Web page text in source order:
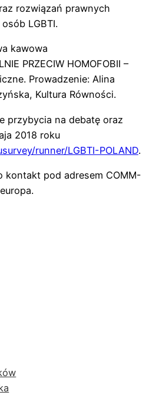
rozwiązań prawnych
LGBTI.
kawowa
PRZECIW HOMOFOBII –
Prowadzenie: Alina
Kultura Równości.
przybycia na debatę oraz
2018 roku
runner/LGBTI-POLAND.
kontakt pod adresem COMM-
opa.